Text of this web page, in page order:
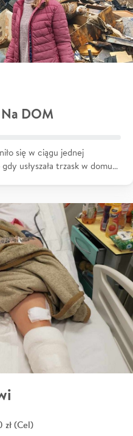
Na DOM
się w ciągu jednej
usłyszała trzask w domu…
(Cel)